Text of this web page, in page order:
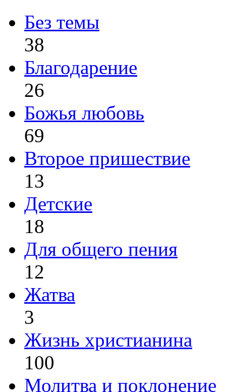
Без темы
38
Благодарение
26
Божья любовь
69
Второе пришествие
13
Детские
18
Для общего пения
12
Жатва
3
Жизнь христианина
100
Молитва и поклонение